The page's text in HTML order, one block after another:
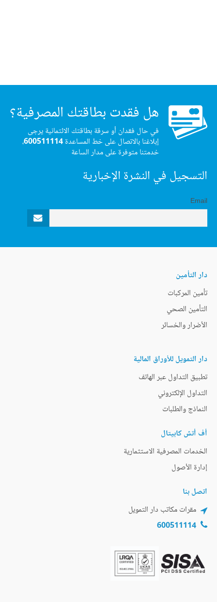
هل فقدت بطاقتك المصرفية؟
في حال فقدان أو سرقة بطاقتك الائتمانية يرجى
إبلاغنا بالاتصال على خط المساعدة600511114،
خدمتنا متوفرة على مدار الساعة
التسجيل في النشرة الإخبارية
Email
دار التأمين
تأمين المركبات
التأمين الصحي
الأضرار والخسائر
دار التمويل للأوراق المالية
تطبيق التداول عبر الهاتف
التداول الإلكتروني
النماذج والطلبات
أف أتش كابيتال
الخدمات المصرفية الاستثمارية
إدارة الأصول
اتصل بنا
مقرات مكاتب دار التمويل
600511114